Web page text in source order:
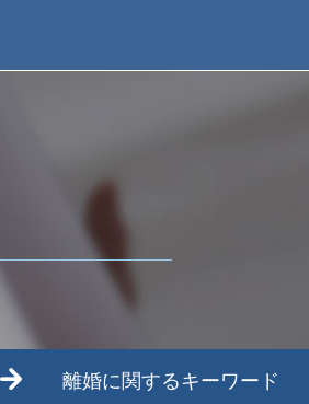
離婚に関するキーワード